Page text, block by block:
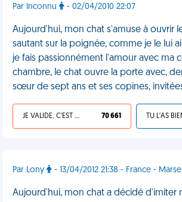
Par Inconnu - 02/04/2010 22:07
Aujourd'hui, mon chat s'amuse à ouvrir
sautant sur la poignée, comme je le lui
je fais passionnément l'amour avec ma
chambre, le chat ouvre la porte avec,
sœur de sept ans et ses copines,
JE VALIDE, C'EST UNE VDM 70 661
Par Lony - 13/04/2012 21:38 - France -
Aujourd'hui, mon chat a décidé d'imiter